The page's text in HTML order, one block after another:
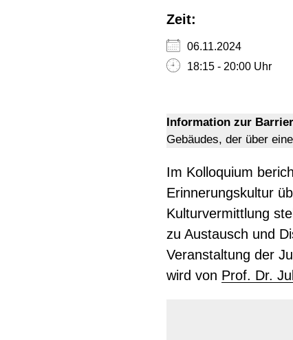
Zeit:
06.11.2024
18:15 - 20:00 Uhr
Information zur
Gebäudes, der über
Im Kolloquium
Erinnerungskultur
Kulturvermittlung
zu Austausch und
Veranstaltung der
wird von Prof. Dr.